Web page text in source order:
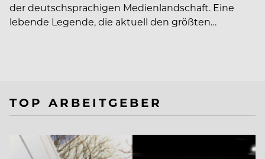
der deutschsprachigen Medienlandschaft. Eine
lebende Legende, die aktuell den größten…
TOP ARBEITGEBER